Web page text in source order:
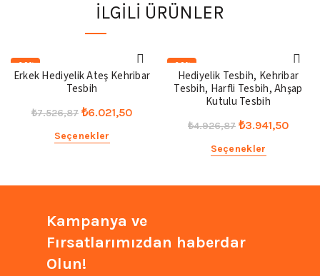
İLGILI ÜRÜNLER
-20%
Erkek Hediyelik Ateş Kehribar
Tesbih
₺7.526,87 Orijinal
fiyat:
₺7.526,87.
₺6.021,50Şu
Seçenekler
-20%
Hediyelik Tesbih, Kehribar
Tesbih, Harfli Tesbih, Ahşap
Kutulu Tesbih
₺4.926,87 Orijinal
fiyat:
₺4.926,87.
₺3.941,50Şu
Seçenekler
Kampanya ve
Fırsatlarımızdan haberdar
Olun!